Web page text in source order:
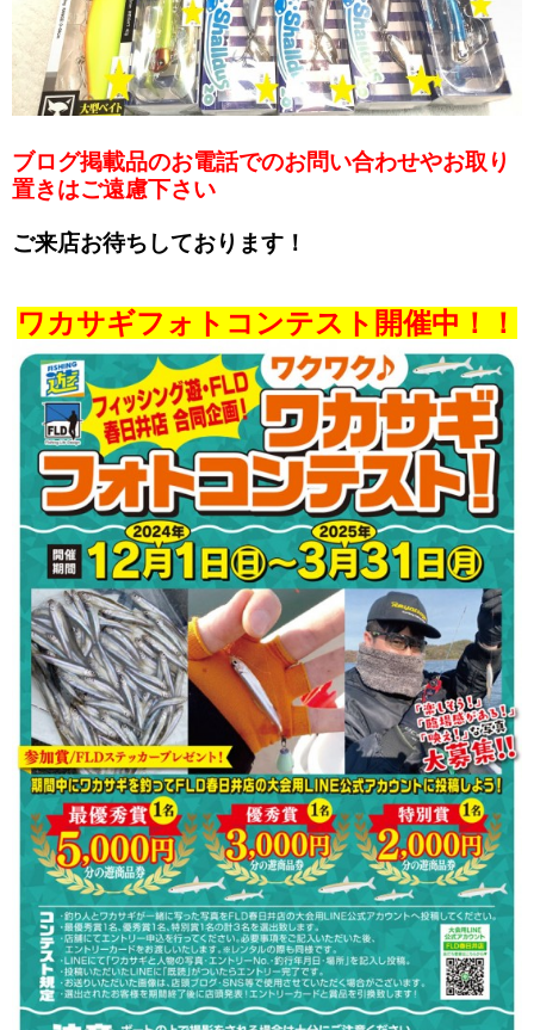
ブログ掲載品のお電話でのお問い合わせやお取り
置きはご遠慮下さい
ご来店お待ちしております！
ワカサギフォトコンテスト開催中！！